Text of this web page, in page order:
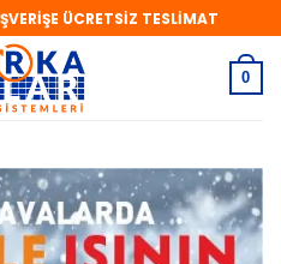
ÜCRETSİZ TESLİMAT
0